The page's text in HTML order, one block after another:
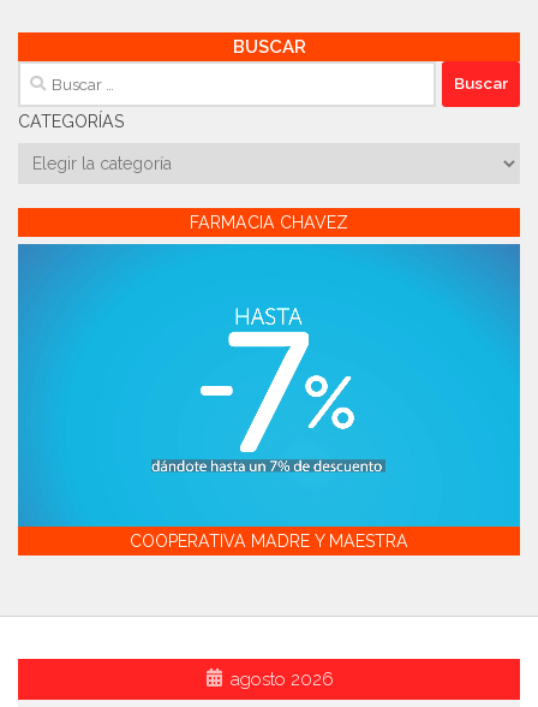
BUSCAR
Buscar:
CATEGORÍAS
Categorías
FARMACIA CHAVEZ
COOPERATIVA MADRE Y MAESTRA
agosto 2026